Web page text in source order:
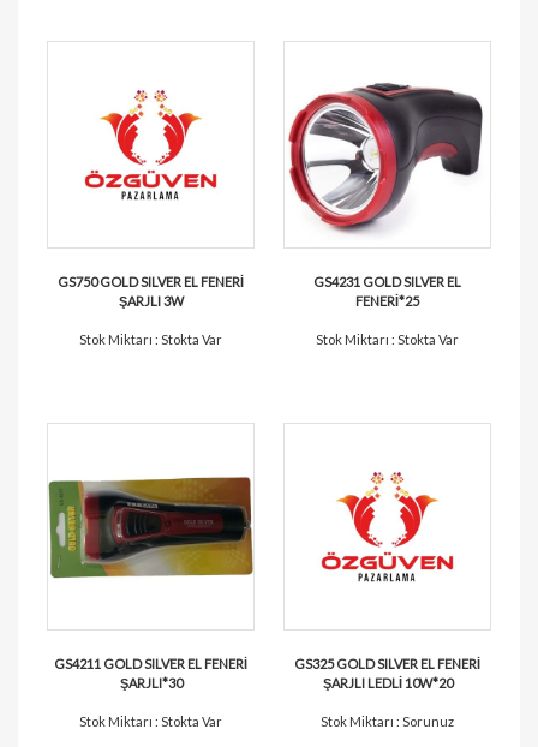
GS750 GOLD SILVER EL FENERİ
ŞARJLI 3W
Stok Miktarı : Stokta Var
GS4231 GOLD SILVER EL
FENERİ*25
Stok Miktarı : Stokta Var
GS4211 GOLD SILVER EL FENERİ
ŞARJLI*30
Stok Miktarı : Stokta Var
GS325 GOLD SILVER EL FENERİ
ŞARJLI LEDLİ 10W*20
Stok Miktarı : Sorunuz